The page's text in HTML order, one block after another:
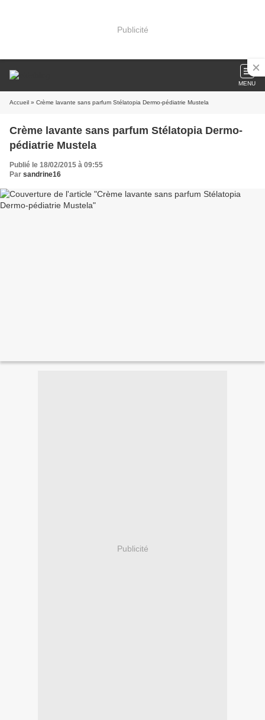
Publicité
MENU
Accueil » Crème lavante sans parfum Stélatopia Dermo-pédiatrie Mustela
Crème lavante sans parfum Stélatopia Dermo-
pédiatrie Mustela
Publié le 18/02/2015 à 09:55
Par sandrine16
Publicité